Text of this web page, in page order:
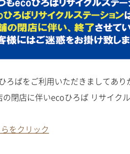
ろばをご利用いただきましてあり
の閉店に伴いecoひろば リサイク
をクリック